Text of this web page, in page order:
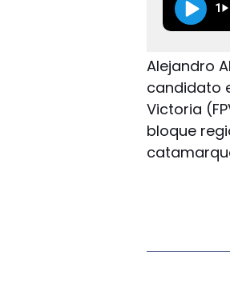
1
Alejandro
candidato
Victoria
bloque